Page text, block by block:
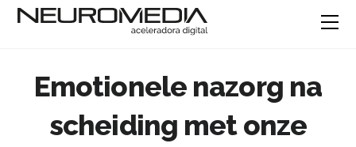
Emotionele nazorg na
scheiding met onze